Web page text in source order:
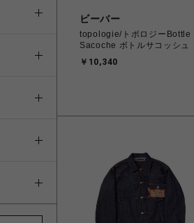
ビーバー
topologie/トポロジーBottle
Sacoche ボトルサコッシュ
￥10,340